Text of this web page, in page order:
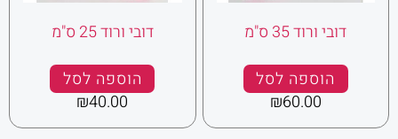
דובי ורוד 35 ס"מ
הוספה לסל
₪60.00
דובי ורוד 25 ס"מ
הוספה לסל
₪40.00